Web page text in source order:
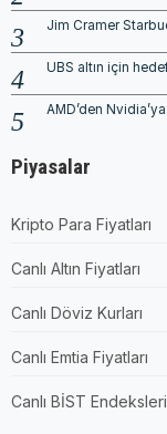
Jim Cramer
UBS altın için
AMD’den
Piyasalar
Kripto Para Fiyatları
Canlı Altın Fiyatları
Canlı Döviz Kurları
Canlı Emtia Fiyatları
Canlı BİST Endeksleri